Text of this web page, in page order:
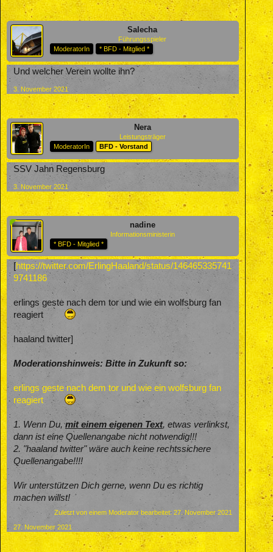
Salecha
Führungsspieler
ModeratorIn
* BFD - Mitglied *
Und welcher Verein wollte ihn?
3. November 2021
Nera
Leistungsträger
ModeratorIn
BFD - Vorstand
SSV Jahn Regensburg
3. November 2021
nadine
Informationsministerin
* BFD - Mitglied *
[https://twitter.com/ErlingHaaland/status/146465335741
9741186
erlings geste nach dem tor und wie ein wolfsburg fan
reagiert
haaland twitter]
Moderationshinweis: Bitte in Zukunft so:
erlings geste nach dem tor und wie ein wolfsburg fan
reagiert
1. Wenn Du,mit einem eigenen Text, etwas verlinkst,
dann ist eine Quellenangabe nicht notwendig!!!
2. "haaland twitter" wäre auch keine rechtssichere
Quellenangabe!!!!
Wir unterstützen Dich gerne, wenn Du es richtig
machen willst!
Zuletzt von einem Moderator bearbeitet:27. November 2021
27. November 2021